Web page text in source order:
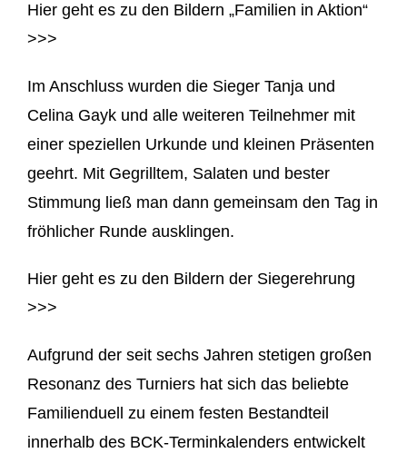
Hier geht es zu den Bildern „Familien in Aktion“
>>>
Im Anschluss wurden die Sieger Tanja und
Celina Gayk und alle weiteren Teilnehmer mit
einer speziellen Urkunde und kleinen Präsenten
geehrt. Mit Gegrilltem, Salaten und bester
Stimmung ließ man dann gemeinsam den Tag in
fröhlicher Runde ausklingen.
Hier geht es zu den Bildern der Siegerehrung
>>>
Aufgrund der seit sechs Jahren stetigen großen
Resonanz des Turniers hat sich das beliebte
Familienduell zu einem festen Bestandteil
innerhalb des BCK-Terminkalenders entwickelt